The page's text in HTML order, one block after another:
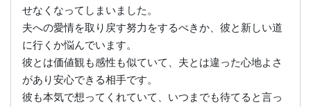
せなくなってしまいました。
夫への愛情を取り戻す努力をするべきか、彼と新しい道
に行くか悩んでいます。
彼とは価値観も感性も似ていて、夫とは違った心地よさ
があり安心できる相手です。
彼も本気で想ってくれていて、いつまでも待てると言っ